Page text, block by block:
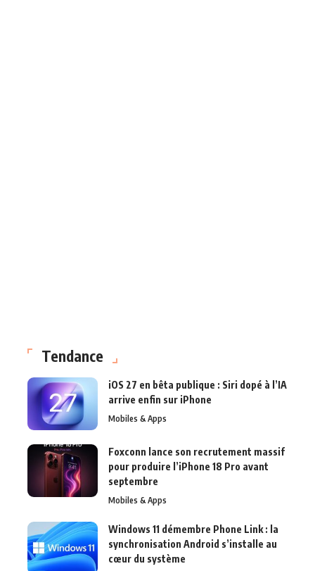
Tendance
iOS 27 en bêta publique : Siri dopé à l’IA
arrive enfin sur iPhone
Mobiles & Apps
Foxconn lance son recrutement massif
pour produire l’iPhone 18 Pro avant
septembre
Mobiles & Apps
Windows 11 démembre Phone Link : la
synchronisation Android s’installe au
cœur du système